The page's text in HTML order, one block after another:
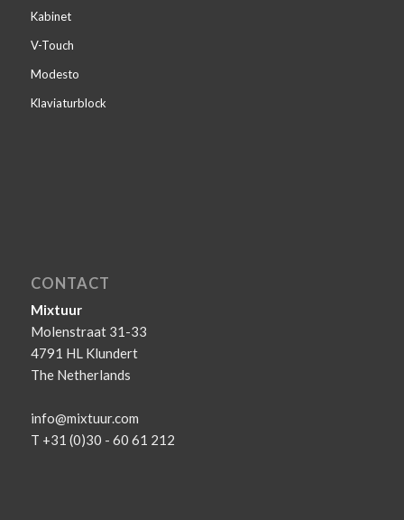
Kabinet
V-Touch
Modesto
Klaviaturblock
CONTACT
Mixtuur
Molenstraat 31-33
4791 HL Klundert
The Netherlands
info@mixtuur.com
T +31 (0)30 - 60 61 212